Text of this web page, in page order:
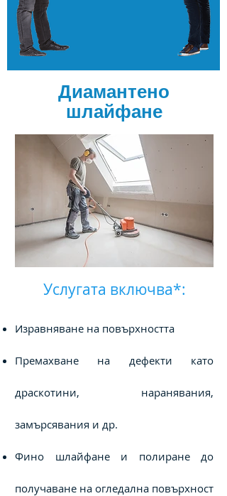
Диамантено
шлайфане
Услугата включва*:
Изравняване на повърхността
Премахване на дефекти като
драскотини, наранявания,
замърсявания и др.
Фино шлайфане и полиране до
получаване на огледална повърхност